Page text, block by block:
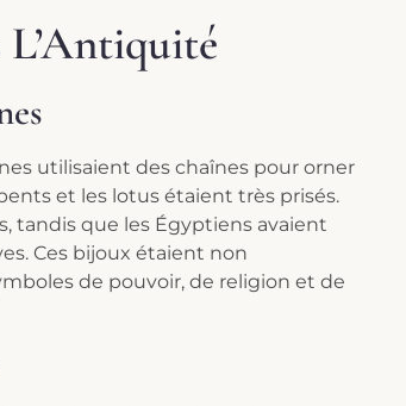
utilisaient des chaînes pour orner
et les lotus étaient très prisés.
tandis que les Égyptiens avaient
Ces bijoux étaient non
de pouvoir, de religion et de